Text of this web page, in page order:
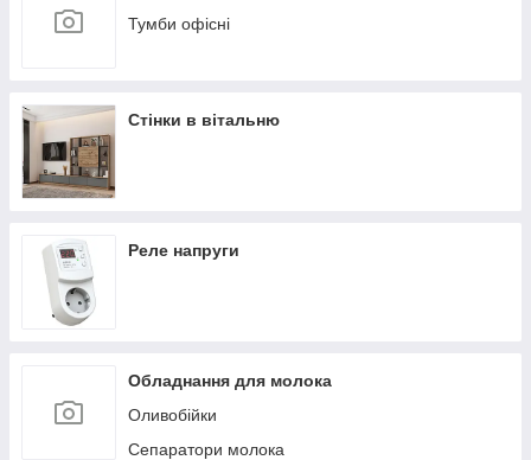
Тумби офісні
Стінки в вітальню
Реле напруги
Обладнання для молока
Оливобійки
Сепаратори молока